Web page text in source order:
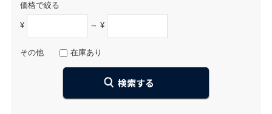
価格で絞る
¥ ～ ¥
その他 在庫あり